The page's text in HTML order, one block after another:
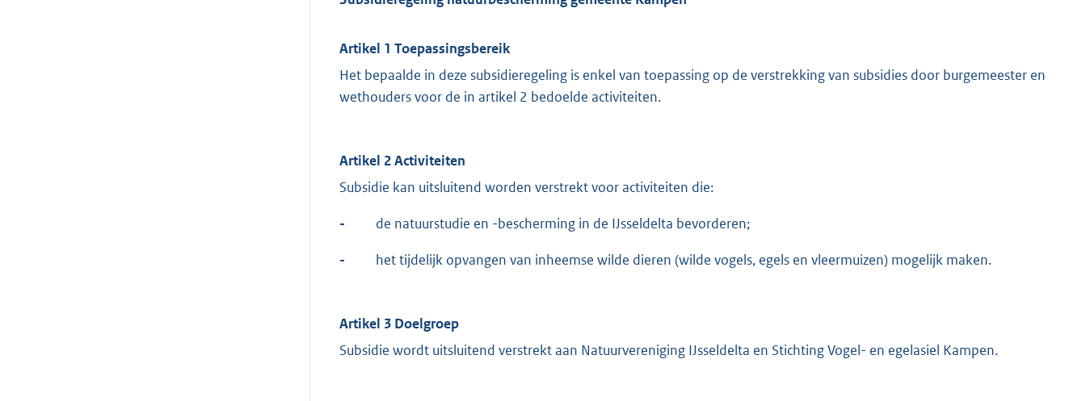
Artikel 1 Toepassingsbereik
Het bepaalde in deze subsidieregeling is enkel van toepassing op de verstrekking van subsidies door burgemeester en
wethouders voor de in artikel 2 bedoelde activiteiten.
Artikel 2 Activiteiten
Subsidie kan uitsluitend worden verstrekt voor activiteiten die:
- de natuurstudie en -bescherming in de IJsseldelta bevorderen;
- het tijdelijk opvangen van inheemse wilde dieren (wilde vogels, egels en vleermuizen) mogelijk maken.
Artikel 3 Doelgroep
Subsidie wordt uitsluitend verstrekt aan Natuurvereniging IJsseldelta en Stichting Vogel- en egelasiel Kampen.